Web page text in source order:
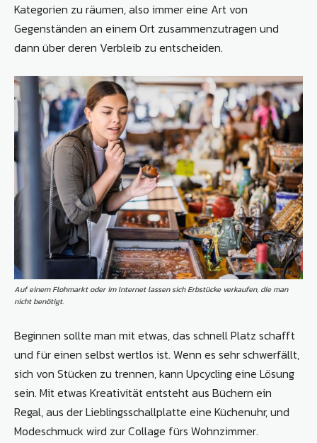
Kategorien zu räumen, also immer eine Art von
Gegenständen an einem Ort zusammenzutragen und
dann über deren Verbleib zu entscheiden.
Auf einem Flohmarkt oder im Internet lassen sich Erbstücke verkaufen, die man
nicht benötigt.
Beginnen sollte man mit etwas, das schnell Platz schafft
und für einen selbst wertlos ist. Wenn es sehr schwerfällt,
sich von Stücken zu trennen, kann Upcycling eine Lösung
sein. Mit etwas Kreativität entsteht aus Büchern ein
Regal, aus der Lieblingsschallplatte eine Küchenuhr, und
Modeschmuck wird zur Collage fürs Wohnzimmer.